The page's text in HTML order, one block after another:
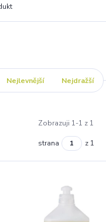
Nejlevnější Nejdražší
Zobrazuji 1-1 z 1
strana z 1